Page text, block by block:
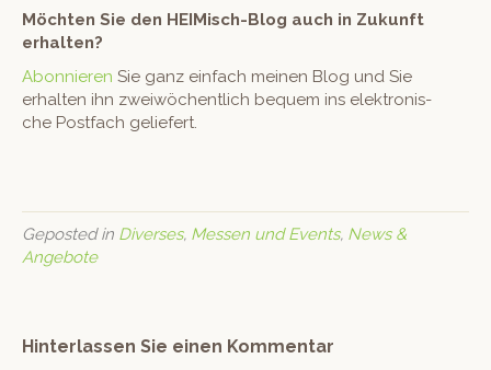
Möcht­en Sie den HEIMisch-Blog auch in Zukun­ft
erhalten?
Abon­nieren Sie ganz ein­fach meinen Blog und Sie
erhal­ten ihn zwei­wöchentlich bequem ins elek­tro­n­is­
che Post­fach geliefert.
Geposted in Diverses, Messen und Events, News &
Angebote
Hinterlassen Sie einen Kommentar